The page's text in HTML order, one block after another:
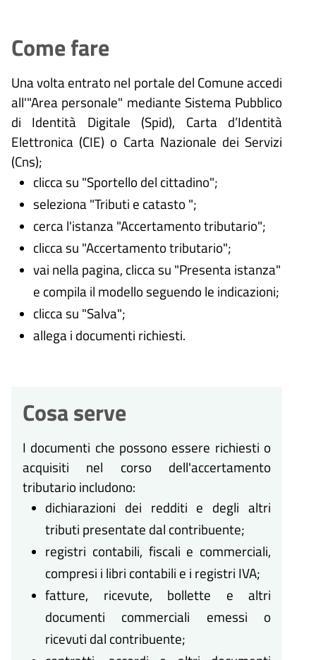
Come fare
Una volta entrato nel portale del Comune accedi
all'"Area personale" mediante Sistema Pubblico
di Identità Digitale (Spid), Carta d’Identità
Elettronica (CIE) o Carta Nazionale dei Servizi
(Cns);
clicca su "Sportello del cittadino";
seleziona "Tributi e catasto ";
cerca l'istanza "Accertamento tributario";
clicca su "Accertamento tributario";
vai nella pagina, clicca su "Presenta istanza"
e compila il modello seguendo le indicazioni;
clicca su "Salva";
allega i documenti richiesti.
Cosa serve
I documenti che possono essere richiesti o
acquisiti nel corso dell'accertamento
tributario includono:
dichiarazioni dei redditi e degli altri
tributi presentate dal contribuente;
registri contabili, fiscali e commerciali,
compresi i libri contabili e i registri IVA;
fatture, ricevute, bollette e altri
documenti commerciali emessi o
ricevuti dal contribuente;